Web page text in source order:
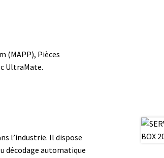
(MAPP), Pièces
UltraMate.
l’industrie. Il dispose
décodage automatique